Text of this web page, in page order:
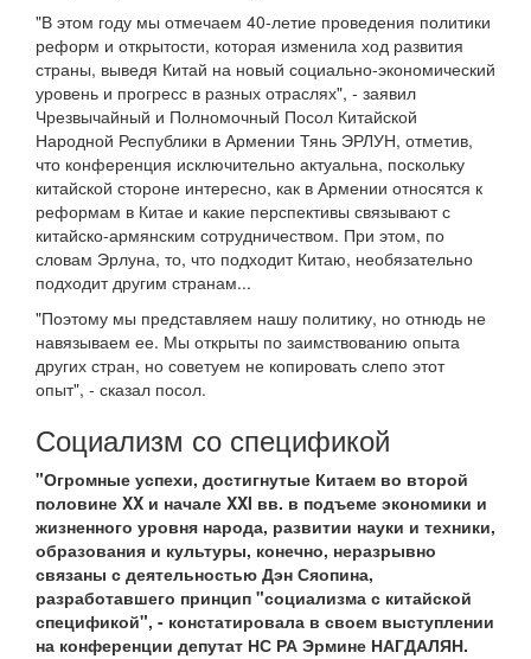
"В этом году мы отмечаем 40-летие проведения политики
реформ и открытости, которая изменила ход развития
страны, выведя Китай на новый социально-экономический
уровень и прогресс в разных отраслях", - заявил
Чрезвычайный и Полномочный Посол Китайской
Народной Республики в Армении Тянь ЭРЛУН, отметив,
что конференция исключительно актуальна, поскольку
китайской стороне интересно, как в Армении относятся к
реформам в Китае и какие перспективы связывают с
китайско-армянским сотрудничеством. При этом, по
словам Эрлуна, то, что подходит Китаю, необязательно
подходит другим странам...
"Поэтому мы представляем нашу политику, но отнюдь не
навязываем ее. Мы открыты по заимствованию опыта
других стран, но советуем не копировать слепо этот
опыт", - сказал посол.
Социализм со спецификой
"Огромные успехи, достигнутые Китаем во второй
половине XX и начале XXI вв. в подъеме экономики и
жизненного уровня народа, развитии науки и техники,
образования и культуры, конечно, неразрывно
связаны с деятельностью Дэн Сяопина,
разработавшего принцип "социализма с китайской
спецификой", - констатировала в своем выступлении
на конференции депутат НС РА Эрмине НАГДАЛЯН.